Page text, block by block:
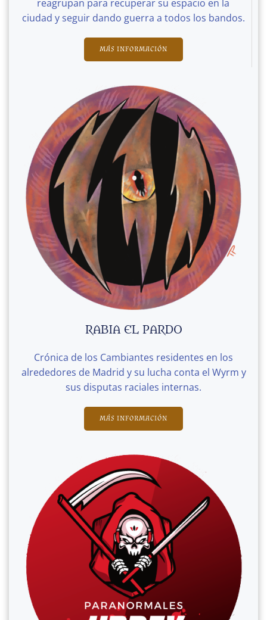
reagrupan para recuperar su espacio en la
ciudad y seguir dando guerra a todos los bandos.
MÁS INFORMACIÓN
RABIA EL PARDO
Crónica de los Cambiantes residentes en los
alrededores de Madrid y su lucha conta el Wyrm y
sus disputas raciales internas.
MÁS INFORMACIÓN